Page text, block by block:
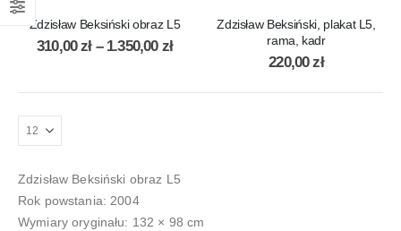
Zdzisław Beksiński obraz L5
310,00zł – 1.350,00 zł
Zdzisław Beksiński, plakat L5,
rama, kadr
220,00zł
Zdzisław Beksiński obraz L5
Rok powstania: 2004
Wymiary oryginału: 132 × 98 cm